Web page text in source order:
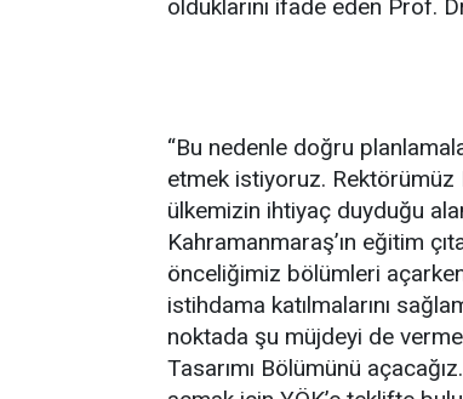
olduklarını ifade eden Prof.
“Bu nedenle doğru
etmek istiyoruz. Rektörümüz
ülkemizin ihtiyaç duyduğu
Kahramanmaraş’ın eğitim
önceliğimiz bölümleri
istihdama katılmalarını
noktada şu müjdeyi de
Tasarımı Bölümünü